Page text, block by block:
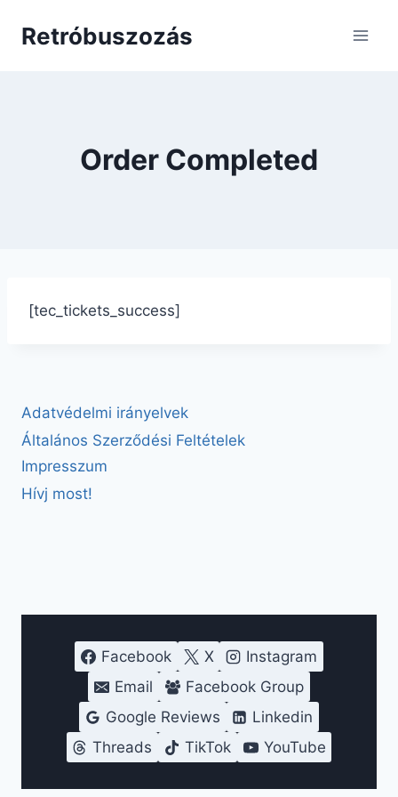
Retróbuszozás
Order Completed
[tec_tickets_success]
Adatvédelmi irányelvek
Általános Szerződési Feltételek
Impresszum
Hívj most!
Facebook X
Instagram
Email
Facebook Group
Google Reviews
Linkedin
Threads
TikTok YouTube